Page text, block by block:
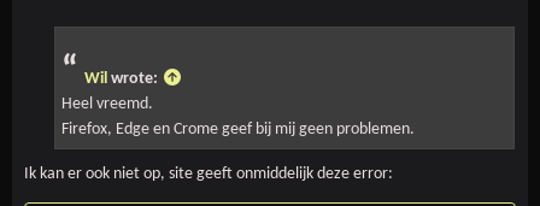
Wil wrote:
Heel vreemd.
Firefox, Edge en Crome geef bij mij geen problemen.
Ik kan er ook niet op, site geeft onmiddelijk deze error: